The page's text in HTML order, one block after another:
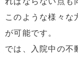
このような様々な
が可能です。
では、入院中の不